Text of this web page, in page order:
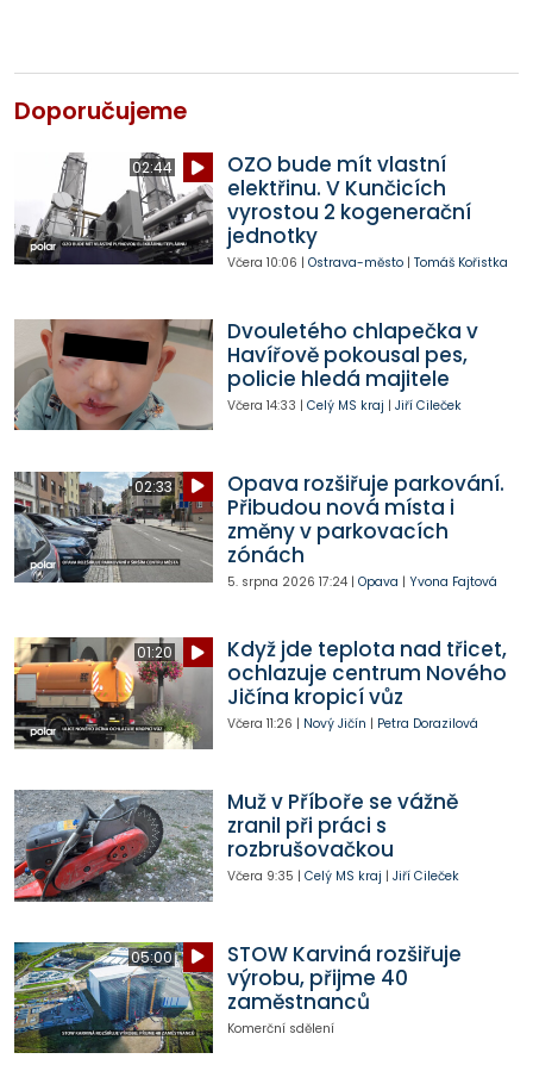
Doporučujeme
02:44
OZO bude mít vlastní
elektřinu. V Kunčicích
vyrostou 2 kogenerační
jednotky
Včera 10:06 | Ostrava-město| Tomáš Kořistka
Dvouletého chlapečka v
Havířově pokousal pes,
policie hledá majitele
Včera 14:33 | Celý MS kraj | Jiří Cileček
02:33
Opava rozšiřuje parkování.
Přibudou nová místa i
změny v parkovacích
zónách
5. srpna 2026 17:24| Opava | Yvona Fajtová
01:20
Když jde teplota nad třicet,
ochlazuje centrum Nového
Jičína kropicí vůz
Včera 11:26 | Nový Jičín | Petra Dorazilová
Muž v Příboře se vážně
zranil při práci s
rozbrušovačkou
Včera 9:35 | Celý MS kraj | Jiří Cileček
05:00
STOW Karviná rozšiřuje
výrobu, přijme 40
zaměstnanců
Komerční sdělení